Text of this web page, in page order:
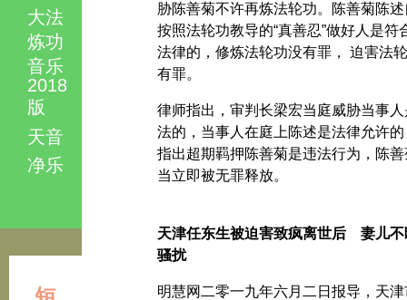
大法
炼功
音乐
2018
版
天音
净乐
胁陈善菊不许再炼法轮功。陈善菊陈述
按照法轮功教导的“真善忍”做好人是符
法律的，修炼法轮功没有罪， 迫害法
有罪。
律师指出，审判长梁宏当庭威胁当事人
法的，当事人在庭上陈述是法律允许的
指出超期羁押陈善菊是违法行为，陈善
当立即被无罪释放。
天津任东生被迫害致疯离世后 妻儿不
骚扰
明慧网二零一九年六月二日报导，天津